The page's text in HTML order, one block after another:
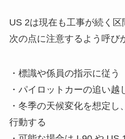
US 2は現在も工事が続く
次の点に注意するよう呼び
・標識や係員の指示に従う
・パイロットカーの追い
・冬季の天候変化を想定し
行動する